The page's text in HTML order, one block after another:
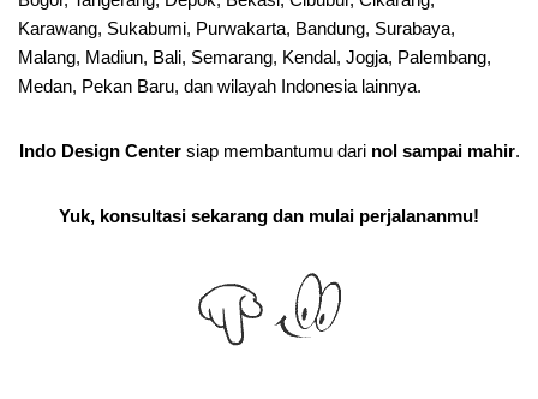
Karawang, Sukabumi, Purwakarta, Bandung, Surabaya,
Malang, Madiun, Bali, Semarang, Kendal, Jogja, Palembang,
Medan, Pekan Baru, dan wilayah Indonesia lainnya.
Indo Design Centersiap membantumu dari nol sampai mahir.
Yuk, konsultasi sekarang dan mulai perjalananmu!